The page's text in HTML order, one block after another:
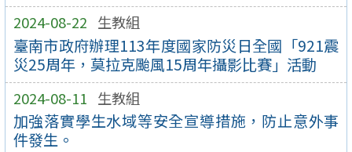
2024-08-22 生教組
臺南市政府辦理113年度國家防災日全國「921震
災25周年，莫拉克颱風15周年攝影比賽」活動
2024-08-11 生教組
加強落實學生水域等安全宣導措施，防止意外事
件發生。